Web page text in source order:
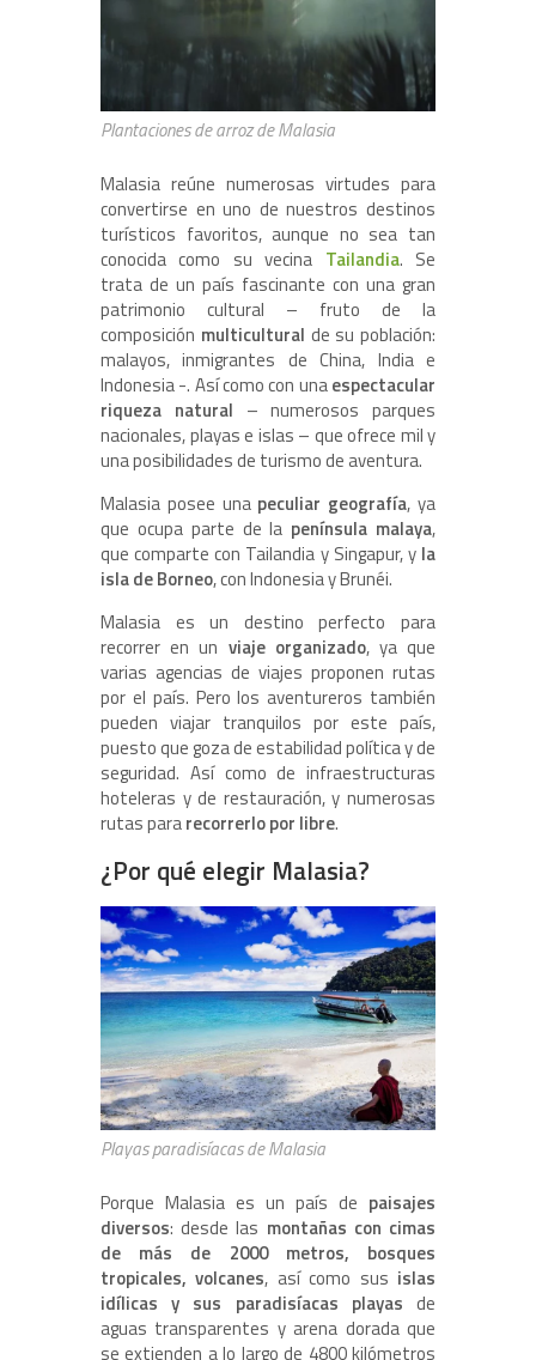
Plantaciones de arroz de Malasia
Malasia reúne numerosas virtudes para
convertirse en uno de nuestros destinos
turísticos favoritos, aunque no sea tan
conocida como su vecina Tailandia. Se
trata de un país fascinante con una gran
patrimonio cultural – fruto de la
composición multicultural de su población:
malayos, inmigrantes de China, India e
Indonesia -. Así como con unaespectacular
riqueza natural – numerosos parques
nacionales, playas e islas – que ofrece mil y
una posibilidades de turismo de aventura.
Malasia posee una peculiar geografía, ya
que ocupa parte de la península malaya,
que comparte con Tailandia y Singapur, y la
isla de Borneo, con Indonesia y Brunéi.
Malasia es un destino perfecto para
recorrer en un viaje organizado, ya que
varias agencias de viajes proponen rutas
por el país. Pero los aventureros también
pueden viajar tranquilos por este país,
puesto que goza de estabilidad política y de
seguridad. Así como de infraestructuras
hoteleras y de restauración, y numerosas
rutas pararecorrerlo por libre.
¿Por qué elegir Malasia?
Playas paradisíacas de Malasia
Porque Malasia es un país de paisajes
diversos: desde las montañas con cimas
de más de 2000 metros, bosques
tropicales, volcanes, así como sus islas
idílicas y sus paradisíacas playas de
aguas transparentes y arena dorada que
se extienden a lo largo de 4800 kilómetros